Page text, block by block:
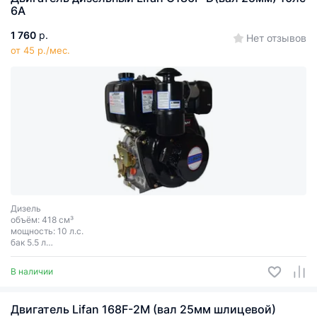
6А
1 760 р.
от 45 р./мес.
Нет отзывов
Дизель
объём: 418 см³
мощность: 10 л.с.
бак 5.5 л
электростартер
диаметр вала 25 мм
В наличии
Двигатель Lifan 168F-2M (вал 25мм шлицевой)